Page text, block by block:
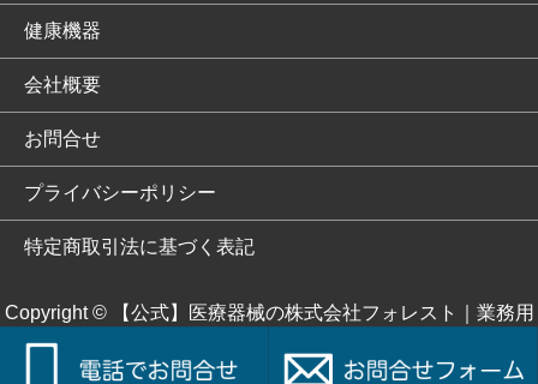
健康機器
会社概要
お問合せ
プライバシーポリシー
特定商取引法に基づく表記
Copyright ©
【公式】医療器械の株式会社フォレスト｜業務用
EMS「JOYトレ」 電磁パルス「dynafit neo」で医療施設を全
面サポート. All rights reserved.